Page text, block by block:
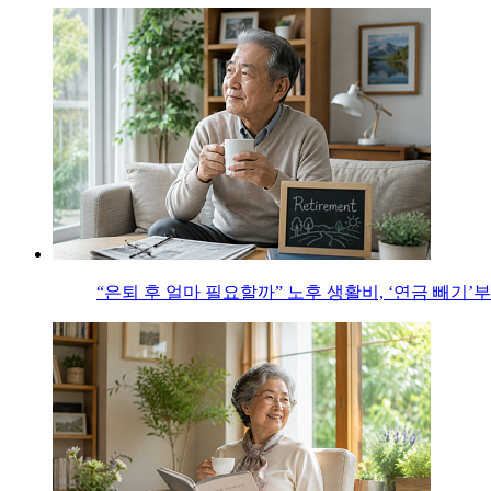
“은퇴 후 얼마 필요할까” 노후 생활비, ‘연금 빼기’